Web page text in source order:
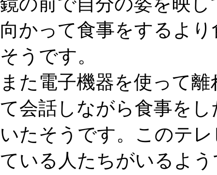
向かって食事をする よ
そうです。
また電子機器を使って
て会話しながら食事を
いたそうです。このテ
ている人たちがいるよ